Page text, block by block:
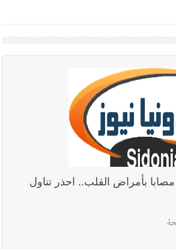
لبنان الجنوبي : انخفاض التغذية بالمياه
المتكرر لخط الخدمات الكهربائي
الجيش اللبناني العماد رودولف هيكل شدد
بأمراض القلب.. احذر تناول